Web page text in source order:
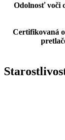
Odolnosť voči
Certifikovaná